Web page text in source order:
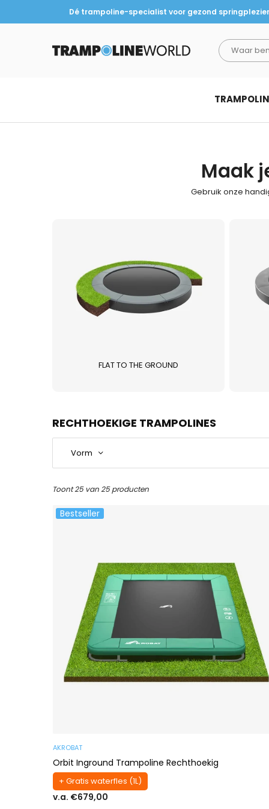
Dé trampoline-specialist voor gezond springplezier
TRAMPOLINEWORLD
Maak
Gebruik onze
FLAT TO THE GROUND
RECHTHOEKIGE TRAMPOLINES
Vorm
Toont 25 van 25 producten
Bestseller
AKROBAT
Orbit Inground Trampoline Rechthoekig
+ Gratis waterfles (1L)
v.a. €679,00